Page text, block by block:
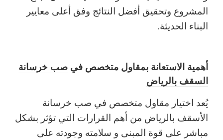
المشروع وتحقيق أفضل النتائج وفق أعلى معايير
البناء الحديثة.
أهمية الاستعانة بمقاول متخصص في صب خرسانة
السقف بالرياض
يُعد اختيار مقاول متخصص في صب خرسانة
الأسقف بالرياض من أهم القرارات التي تؤثر بشكل
مباشر على قوة المبنى و سلامته وجودته على